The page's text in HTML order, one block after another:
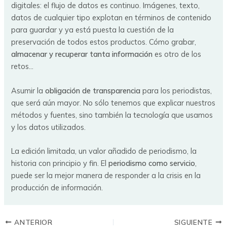
digitales: el flujo de datos es continuo. Imágenes, texto,
datos de cualquier tipo explotan en términos de contenido
para guardar y ya está puesta la cuestión de la
preservación de todos estos productos. Cómo grabar,
almacenar y recuperar tanta información es otro de los
retos…
Asumir laobligación de transparencia para los periodistas,
que será aún mayor. No sólo tenemos que explicar nuestros
métodos y fuentes, sino también la tecnología que usamos
y los datos utilizados.
La edición limitada, un valor añadido de periodismo, la
historia con principio y fin. Elperiodismo como servicio,
puede ser la mejor manera de responder a la crisis en la
producción de información.
ANTERIOR SIGUIENTE